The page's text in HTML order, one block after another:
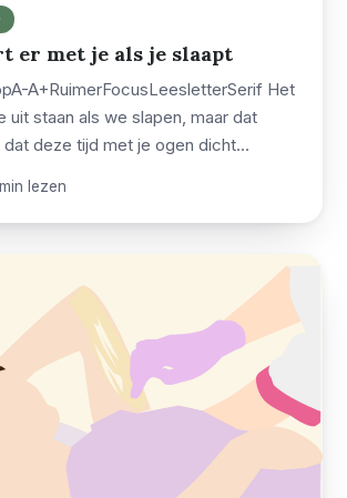
er met je als je slaapt
A+RuimerFocusLeesletterSerif Het
uit staan als we slapen, maar dat
deze tijd met je ogen dicht…
lezen